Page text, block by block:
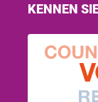
KENNEN